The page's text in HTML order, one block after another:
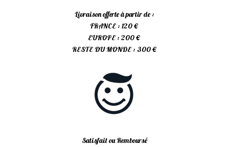
Livraison offerte à partir de :
FRANCE : 120 €
EUROPE : 200 €
RESTE DU MONDE : 300 €
Satisfait ou Remboursé